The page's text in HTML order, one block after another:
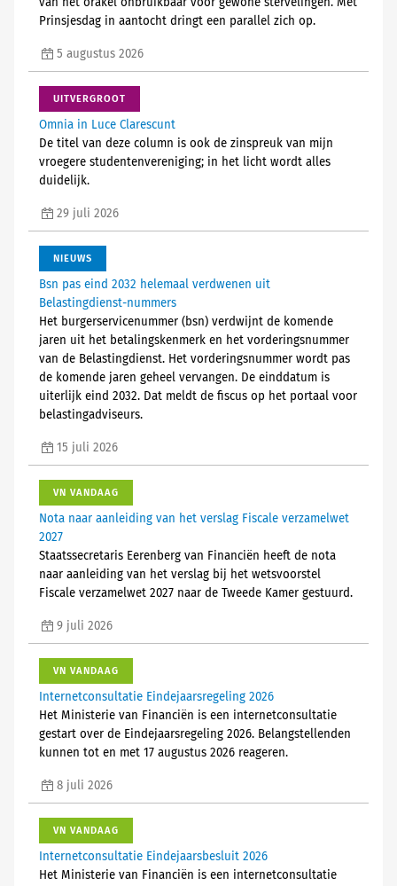
Prinsjesdag in aantocht dringt een parallel zich op.
5 augustus 2026
UITVERGROOT
Omnia in Luce Clarescunt
De titel van deze column is ook de zinspreuk van mijn
vroegere studentenvereniging; in het licht wordt alles
duidelijk.
29 juli 2026
NIEUWS
Bsn pas eind 2032 helemaal verdwenen uit
Belastingdienst-nummers
Het burgerservicenummer (bsn) verdwijnt de komende
jaren uit het betalingskenmerk en het vorderingsnummer
van de Belastingdienst. Het vorderingsnummer wordt pas
de komende jaren geheel vervangen. De einddatum is
uiterlijk eind 2032. Dat meldt de fiscus op het portaal voor
belastingadviseurs.
15 juli 2026
VN VANDAAG
Nota naar aanleiding van het verslag Fiscale verzamelwet
2027
Staatssecretaris Eerenberg van Financiën heeft de nota
naar aanleiding van het verslag bij het wetsvoorstel
Fiscale verzamelwet 2027 naar de Tweede Kamer gestuurd.
9 juli 2026
VN VANDAAG
Internetconsultatie Eindejaarsregeling 2026
Het Ministerie van Financiën is een internetconsultatie
gestart over de Eindejaarsregeling 2026. Belangstellenden
kunnen tot en met 17 augustus 2026 reageren.
8 juli 2026
VN VANDAAG
Internetconsultatie Eindejaarsbesluit 2026
Het Ministerie van Financiën is een internetconsultatie